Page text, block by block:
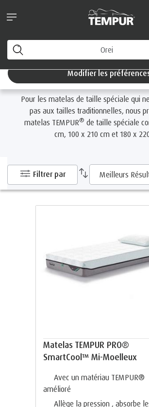
matelas PRO Air™!
Vous consultez le site de Suisse en
pouvez modifier vos préférences à tout
Modifier les
Tailles
Pour les matelas de taille spéciale qui
pas aux tailles traditionnelles, nous
matelas TEMPUR® de taille spéciale
cm, 100 x 210 cm et 180 x
Filtrer par
Matelas TEMPUR PRO®
SmartCool™ Mi-Moelleux
Avec un matériau TEMPUR®
amélioré
Allège la pression , absorbe